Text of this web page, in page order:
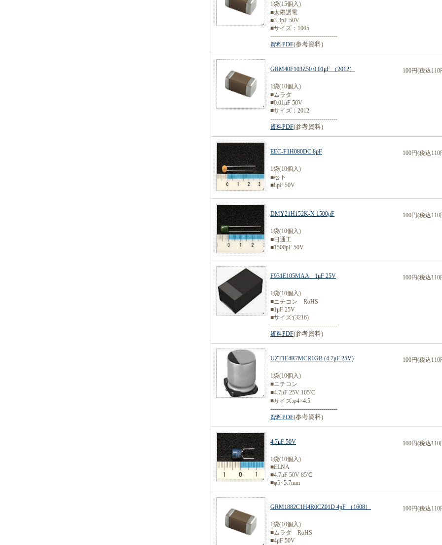
1袋(15個入)
■太陽誘電
■3.3pF 50V
■サイズ：1005
----------------------------------
資料PDF(参考資料)
GRM40F103Z50 0.01μF （2012） 100円(税込110
1袋(10個入)
■ムラタ
■0.01μF 50V
■サイズ：2012
----------------------------------
資料PDF(参考資料)
EEC-F1H080DC 8pF 100円(税込110
1袋(10個入)
■松下
■8pF 50V
DMY21H152K-N 1500pF 100円(税込110
1袋(10個入)
■日通工
■1500pF 50V
F931E105MAA 1μF 25V 100円(税込110
1袋(10個入)
■ニチコン RoHS
■1μF 25V
■サイズ:(3216)
----------------------------------
資料PDF(参考資料)
UZT1E4R7MCR1GB (4.7μF 25V) 100円(税込110
1袋(10個入)
■ニチコン
■4.7μF 25V 105℃
■サイズ:φ4×4.5
----------------------------------
資料PDF(参考資料)
4.7μF 50V 100円(税込110
1袋(10個入)
■ELNA
■4.7μF 50V 85℃
■φ5×5.7mm
GRM1882C1H4R0CZ01D 4pF （1608） 100円(税込110
1袋(10個入)
■ムラタ RoHS
■4pF 50V